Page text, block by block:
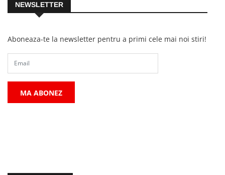
NEWSLETTER
Aboneaza-te la newsletter pentru a primi cele mai noi stiri!
MA ABONEZ